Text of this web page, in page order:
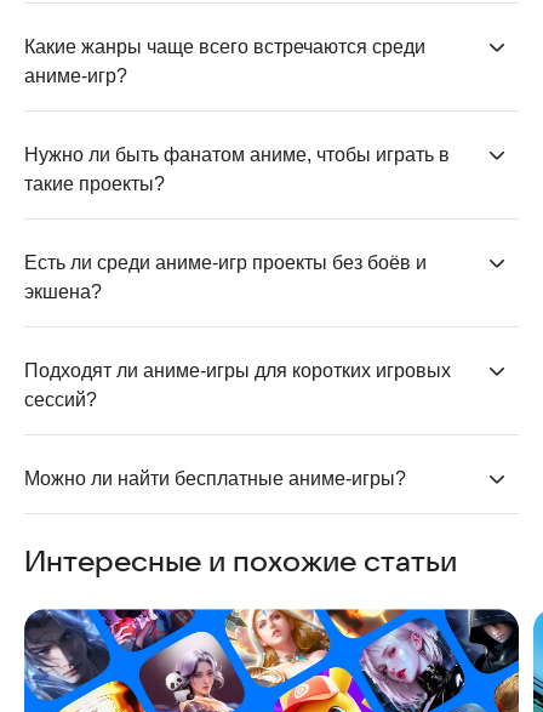
визуальной стилистикой, персонажами и подачей,
вдохновлёнными
Какие жанры чаще всего встречаются среди
аниме-игр?
симуляторы жизни,визуальные новеллы, AFK-игры,
хоррорыи романтические квесты.
Нужно ли быть фанатом аниме, чтобы играть в
такие проекты?
только начинает знакомство с аниме-культурой.
Есть ли среди аниме-игр проекты без боёв и
экшена?
симуляторы, тамагочи, визуальные новеллы и
интерактивные истории
Подходят ли аниме-игры для коротких игровых
сессий?
короткие сессиии позволяют играть без долгих
Можно ли найти бесплатные аниме-игры?
аниме-игр, где донат либо косметический, либо не
Интересные и похожие статьи